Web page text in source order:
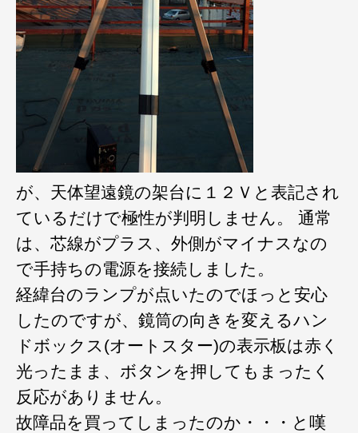
が、天体望遠鏡の架台に１２Ｖと表記され
ているだけで極性が判明しません。 通常
は、芯線がプラス、外側がマイナスなの
で手持ちの電源を接続しました。
経緯台のランプが点いたのでほっと安心
したのですが、鏡筒の向きを変えるハン
ドボックス(オートスター)の表示板は赤く
光ったまま、ボタンを押してもまったく
反応がありません。
故障品を買ってしまったのか・・・と嘆